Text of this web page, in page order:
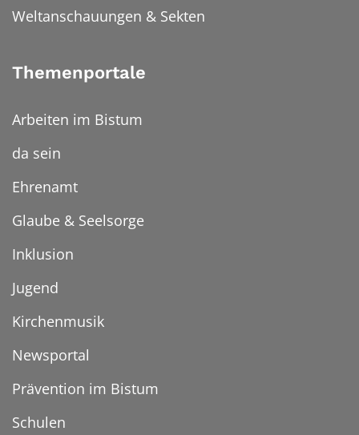
Weltanschauungen & Sekten
Themenportale
Arbeiten im Bistum
da sein
Ehrenamt
Glaube & Seelsorge
Inklusion
Jugend
Kirchenmusik
Newsportal
Prävention im Bistum
Schulen